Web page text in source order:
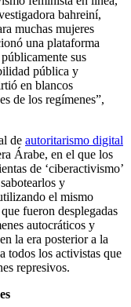
bahreiní,
muchas mujeres
una plataforma
sus
pública y
en blancos
de los regímenes”,
de autoritarismo digital
Árabe, en el que los
de ‘ciberactivismo’
y
el mismo
fueron desplegadas
autocráticos y
la era posterior a la
todos los activistas que
represivos.